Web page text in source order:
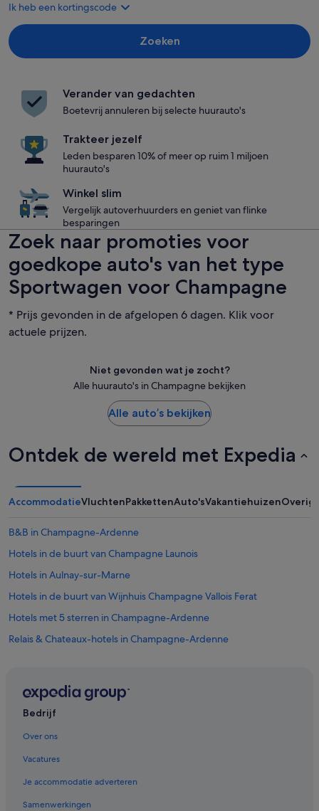
Ik heb een kortingscode
Zoeken
Verander van gedachten
Boetevrij annuleren bij selecte huurauto's
Trakteer jezelf
Leden besparen 10% of meer op ruim 1 miljoen
huurauto's
Winkel slim
Vergelijk autoverhuurders en geniet van flinke
besparingen
Zoek naar promoties voor
goedkope auto's van het type
Sportwagen voor Champagne
* Prijs gevonden in de afgelopen 6 dagen. Klik voor
actuele prijzen.
Niet gevonden wat je zocht?
Alle huurauto's in Champagne bekijken
Alle auto’s bekijken
Ontdek de wereld met Expedia
AccommodatieVluchtenPakkettenAuto'sVakantiehuizenOverig
B&B in Champagne-Ardenne
Hotels in de buurt van Champagne Launois
Hotels in Aulnay-sur-Marne
Hotels in de buurt van Wijnhuis Champagne Vallois Ferat
Hotels met 5 sterren in Champagne-Ardenne
Relais & Chateaux-hotels in Champagne-Ardenne
B&B in Oyes
Hotels in Kanton Avize
Bedrijf
Over ons
Vacatures
Je accommodatie adverteren
Samenwerkingen